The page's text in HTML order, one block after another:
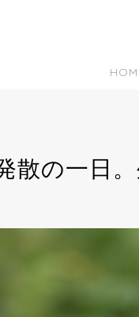
散の一日